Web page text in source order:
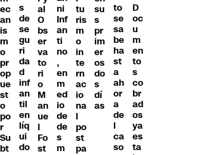
ec
an
is
m
o
pr
op
ue
st
o
po
r
Su
bt
s
de
se
gu
ri
da
d
inf
an
til
en
líq
ui
do
al
O
bs
er
va
to
ri
o
M
an
ue
l
Fo
st
ni
Inf
an
ti
no
,
en
m
ed
io
de
de
s
m
tu
ris
m
o
in
te
rn
ac
io
na
l
po
st
pa
su
s
pr
im
er
os
do
s
dí
as
to
se
sa
be
ha
st
a
ah
or
a
de
l
ca
so
D
oc
u
m
en
to
s
co
br
ad
os
ya
es
ta